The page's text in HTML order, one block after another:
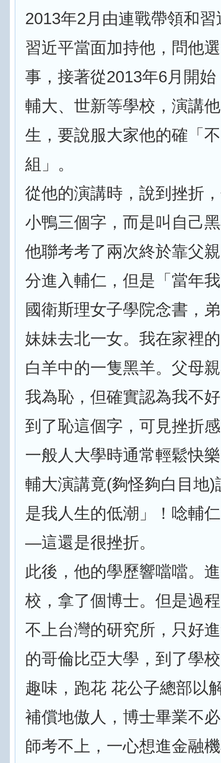
2013年2月由連戰帶領和
習近平當面加持他，問他
事，接著從2013年6月開
輔大、世新等學校，演講
生，要說服大家他的確「
組」。
從他的演講時，說到挫折
小鴨三個字，而是叫自己
他聯考考了兩次終於靠父
分進入輔仁，但是「當年
國衛斯理女子學院念書，
妹妹去北一女。我在家裡
白羊中的一隻黑羊。父母
我為恥，但確實認為我不
到了恥這個字，可見挫折
一般人大學時通常輕鬆快
輔大演講竟(夠怪夠白目地)
是我人生的低潮」！唸輔
—這還是很挫折。
此後，他的學歷響噹噹。
校，拿了個博士。但是過
不上台灣的研究所，只好
的哥倫比亞大學，到了學
趣味，跑花 花公子總部以
補償地傲人，博士畢業不
師考不上，一心想進金融